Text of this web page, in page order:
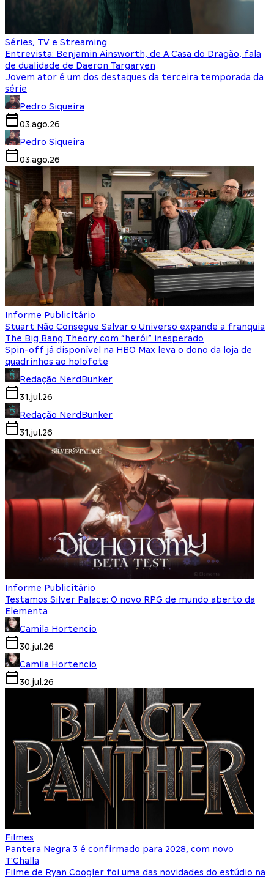
Séries, TV e Streaming
Entrevista: Benjamin Ainsworth, de A Casa do Dragão, fala
de dualidade de Daeron Targaryen
Jovem ator é um dos destaques da terceira temporada da
série
Pedro Siqueira
03.ago.26
Pedro Siqueira
03.ago.26
Informe Publicitário
Stuart Não Consegue Salvar o Universo expande a franquia
The Big Bang Theory com “herói” inesperado
Spin-off já disponível na HBO Max leva o dono da loja de
quadrinhos ao holofote
Redação NerdBunker
31.jul.26
Redação NerdBunker
31.jul.26
Informe Publicitário
Testamos Silver Palace: O novo RPG de mundo aberto da
Elementa
Camila Hortencio
30.jul.26
Camila Hortencio
30.jul.26
Filmes
Pantera Negra 3 é confirmado para 2028, com novo
T'Challa
Filme de Ryan Coogler foi uma das novidades do estúdio na